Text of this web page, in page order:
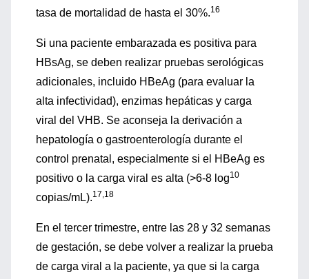
tasa de mortalidad de hasta el 30%.16
Si una paciente embarazada es positiva para
HBsAg, se deben realizar pruebas serológicas
adicionales, incluido HBeAg (para evaluar la
alta infectividad), enzimas hepáticas y carga
viral del VHB. Se aconseja la derivación a
hepatología o gastroenterología durante el
control prenatal, especialmente si el HBeAg es
positivo o la carga viral es alta (>6-8 log10
copias/mL).17,18
En el tercer trimestre, entre las 28 y 32 semanas
de gestación, se debe volver a realizar la prueba
de carga viral a la paciente, ya que si la carga